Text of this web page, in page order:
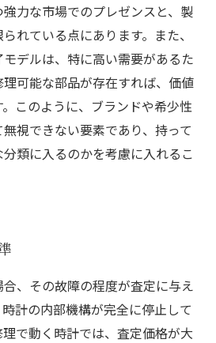
力な市場でのプレゼンスと、製
れている点にあります。また、
デルは、特に高い需要があるた
可能な部品が存在すれば、価値
このように、ブランドや希少性
視できない要素であり、持って
類に入るのかを考慮に入れるこ
、その故障の程度が査定に与え
計の内部機構が完全に停止して
で動く時計では、査定価格が大